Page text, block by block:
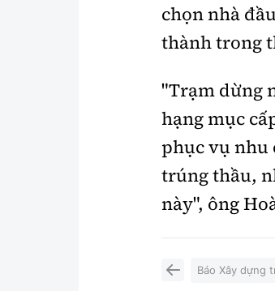
chọn nhà
thành trong
"Trạm dừng
hạng mục
phục vụ nhu
trúng thầu,
này", ông
Báo Xây dựng